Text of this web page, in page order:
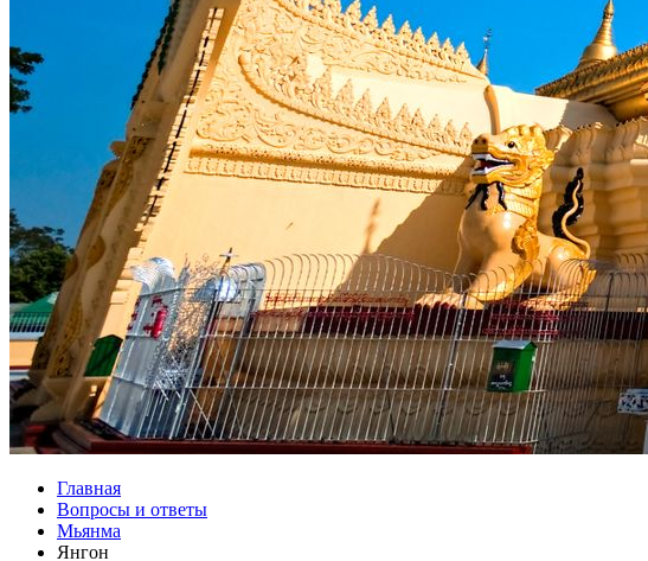
Главная
Вопросы и ответы
Мьянма
Янгон